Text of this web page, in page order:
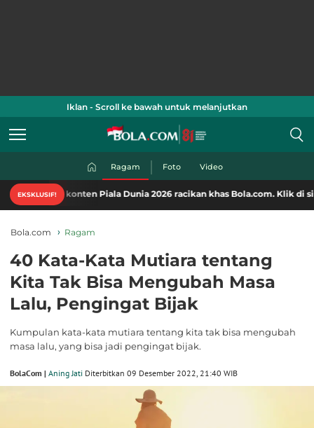
Iklan - Scroll ke bawah untuk melanjutkan
Ragam Foto Video
EKSKLUSIF!
Piala Dunia 2026 racikan khas Bola.com. Klik di sini!
Bola.com Ragam
40 Kata-Kata Mutiara tentang
Kita Tak Bisa Mengubah Masa
Lalu, Pengingat Bijak
Kumpulan kata-kata mutiara tentang kita tak bisa mengubah
masa lalu, yang bisa jadi pengingat bijak.
BolaCom | Aning Jati Diterbitkan 09 Desember 2022, 21:40 WIB